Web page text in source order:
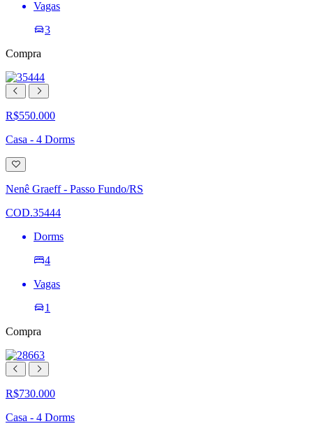
Vagas
3
Compra
R$550.000
Casa - 4 Dorms
Adicionar
à
lista
de
Nenê Graeff - Passo Fundo/RS
COD.35444
Dorms
4
Vagas
1
Compra
R$730.000
Casa - 4 Dorms